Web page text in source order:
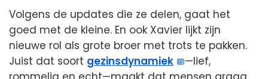
Volgens de updates die ze delen, gaat het
goed met de kleine. En ook Xavier lijkt zijn
nieuwe rol als grote broer met trots te pakken.
Juist dat soort gezinsdynamiek
—lief,